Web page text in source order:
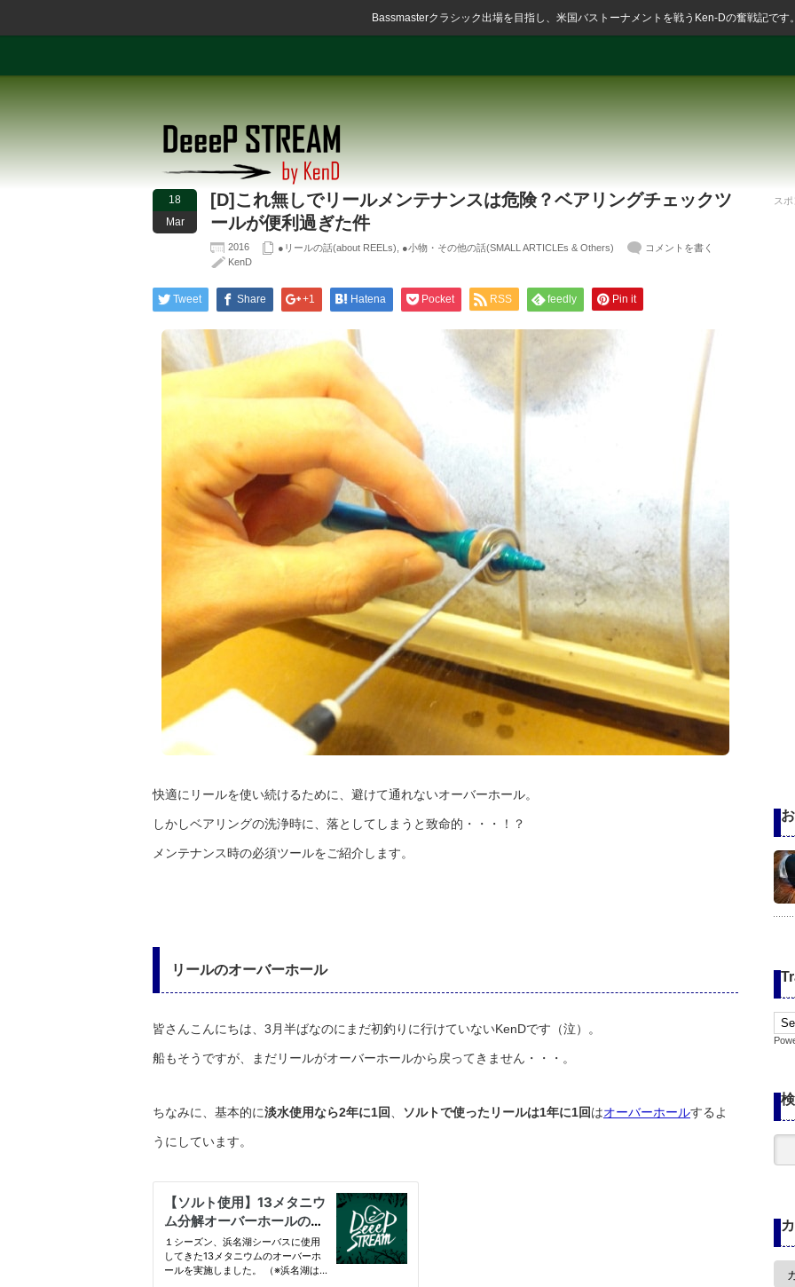
Bassmasterクラシック出場を目指し、米国バストーナメントを戦うKen-Dの奮戦記です
18
Mar
[D]これ無しでリールメンテナンスは危険？ベアリングチェックツ
ールが便利過ぎた件
2016 ●リールの話(about REELs) ●小物・その他の話(SMALL ARTICLEs & Others)
コメントを書く
KenD
Tweet Share +1 Hatena Pocket RSS feedly Pin it
快適にリールを使い続けるために、避けて通れないオーバーホール。
しかしベアリングの洗浄時に、落としてしまうと致命的・・・！？
メンテナンス時の必須ツールをご紹介します。
リールのオーバーホール
皆さんこんにちは、3月半ばなのにまだ初釣りに行けていないKenDです（泣）。
船もそうですが、まだリールがオーバーホールから戻ってきません・・・。
ちなみに、基本的に淡水使用なら2年に1回 ソルトで使ったリールは1年に1回はオーバーホールするよ
うにしています。
ス
カ